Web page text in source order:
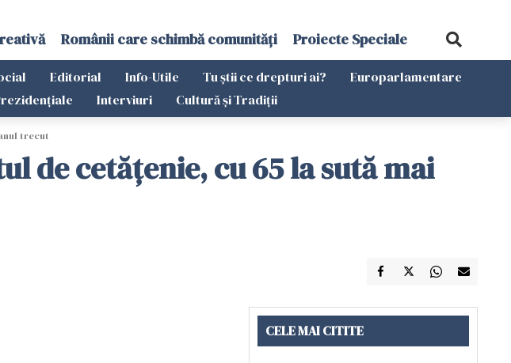
Românii care schimbă comunități Proiecte Speciale
Editorial Info-Utile Tu știi ce drepturi ai?
Europarlamentare
Interviuri Cultură și Tradiții
trecut
de cetățenie, cu 65 la sută mai
CELE MAI CITITE